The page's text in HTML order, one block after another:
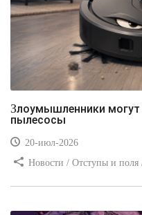
Злоумышленники могут взламывать роботы-
пылесосы
20-июл-2026
Новости / Отступы и поля